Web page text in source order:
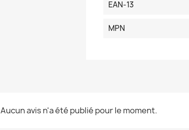
EAN-13
MPN
Aucun avis n'a été publié pour le moment.